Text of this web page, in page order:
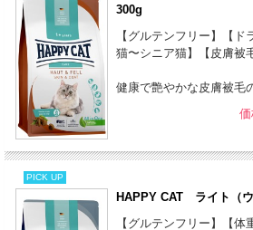
300g
【グルテンフリー】【
猫〜シニア猫】【皮膚被
健康で艶やかな皮膚被毛
PICK UP
HAPPY CAT ライト（
【グルテンフリー】【体